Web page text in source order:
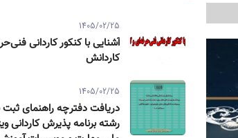
1405/02/25
آشنایی با کنکور کاردانی
کاردانش
1405/02/25
دریافت دفترچه راهنمای ثبت
رشته برنامه پذیرش کاردانی